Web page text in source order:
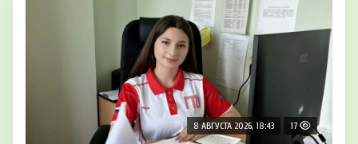
8 АВГУСТА 2026, 18:43 17